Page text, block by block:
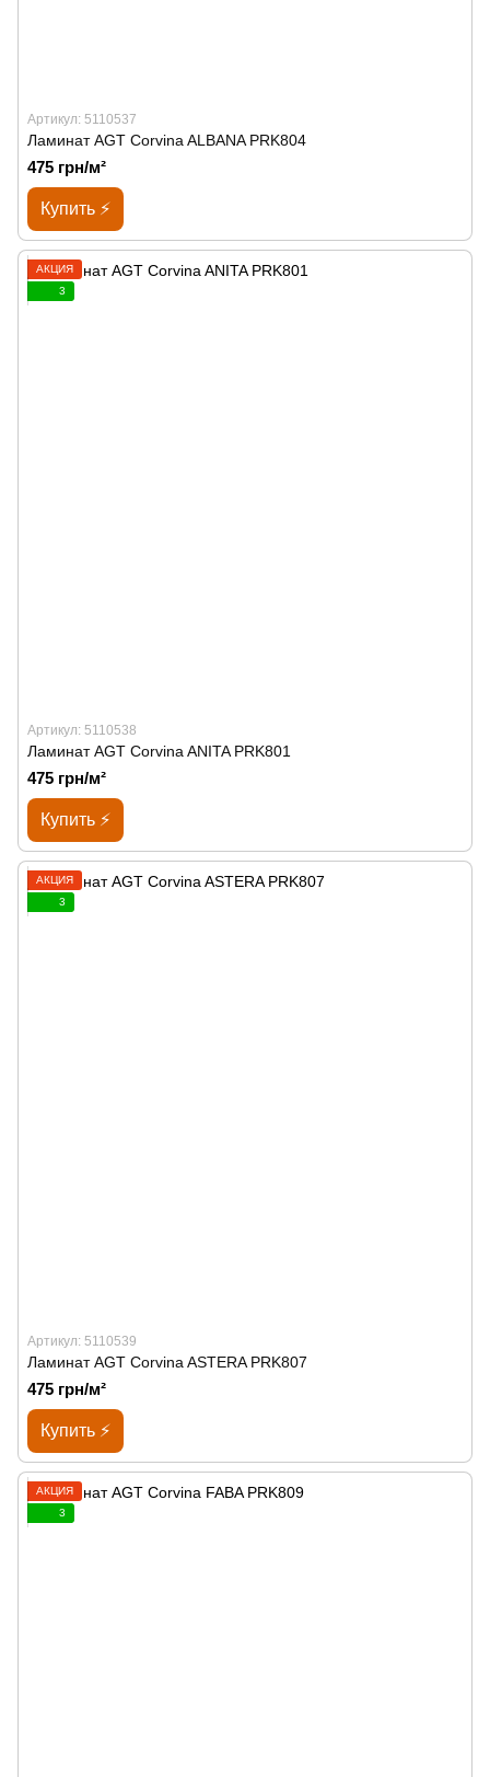
Артикул: 5110537
Ламинат AGT Corvina ALBANA PRK804
475 грн/м²
Купить ⚡
АКЦИЯ
3
Артикул: 5110538
Ламинат AGT Corvina ANITA PRK801
475 грн/м²
Купить ⚡
АКЦИЯ
3
Артикул: 5110539
Ламинат AGT Corvina ASTERA PRK807
475 грн/м²
Купить ⚡
АКЦИЯ
3